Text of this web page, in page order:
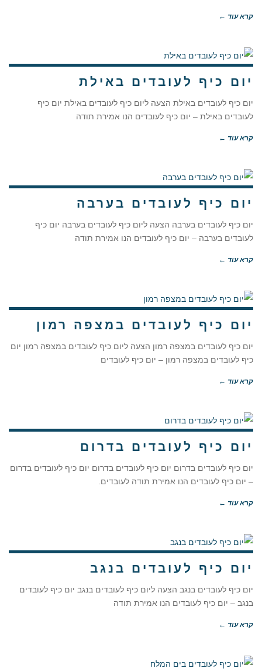
קרא עוד ←
יום כיף לעובדים באילת
יום כיף לעובדים באילת הצעה ליום כיף לעובדים באילת יום כיף
לעובדים באילת – יום כיף לעובדים הנו אמירת תודה
קרא עוד ←
יום כיף לעובדים בערבה
יום כיף לעובדים בערבה הצעה ליום כיף לעובדים בערבה יום כיף
לעובדים בערבה – יום כיף לעובדים הנו אמירת תודה
קרא עוד ←
יום כיף לעובדים במצפה רמון
יום כיף לעובדים במצפה רמון הצעה ליום כיף לעובדים במצפה רמון יום
כיף לעובדים במצפה רמון – יום כיף לעובדים
קרא עוד ←
יום כיף לעובדים בדרום
יום כיף לעובדים בדרום יום כיף לעובדים בדרום יום כיף לעובדים בדרום
– יום כיף לעובדים הנו אמירת תודה לעובדים.
קרא עוד ←
יום כיף לעובדים בנגב
יום כיף לעובדים בנגב הצעה ליום כיף לעובדים בנגב יום כיף לעובדים
בנגב – יום כיף לעובדים הנו אמירת תודה
קרא עוד ←